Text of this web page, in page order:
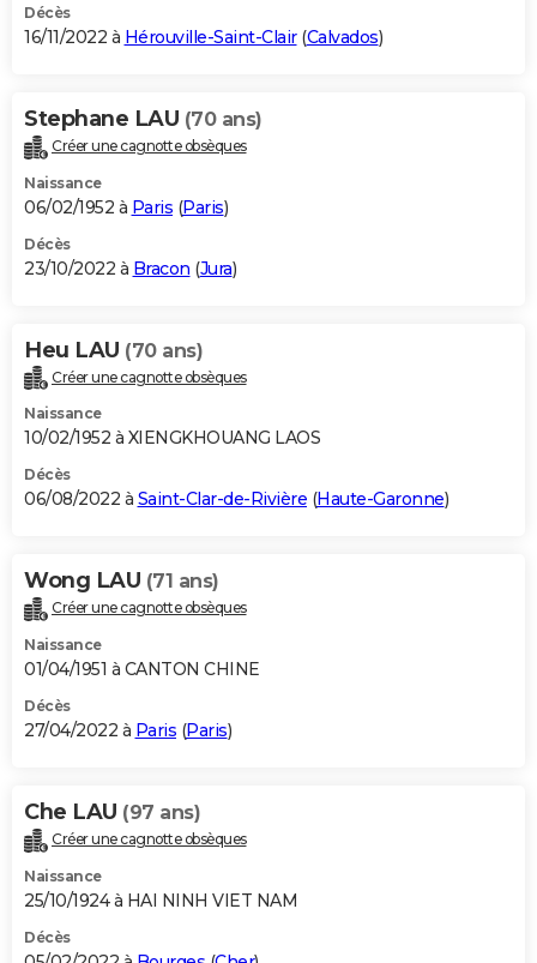
Décès
16/11/2022 à Hérouville-Saint-Clair(Calvados)
Stephane LAU (70 ans)
Créer une cagnotte obsèques
Naissance
06/02/1952 à Paris (Paris)
Décès
23/10/2022 à Bracon (Jura)
Heu LAU (70 ans)
Créer une cagnotte obsèques
Naissance
10/02/1952 à XIENGKHOUANG LAOS
Décès
06/08/2022 à Saint-Clar-de-Rivière (Haute-Garonne)
Wong LAU (71 ans)
Créer une cagnotte obsèques
Naissance
01/04/1951 à CANTON CHINE
Décès
27/04/2022 à Paris (Paris)
Che LAU (97 ans)
Créer une cagnotte obsèques
Naissance
25/10/1924 à HAI NINH VIET NAM
Décès